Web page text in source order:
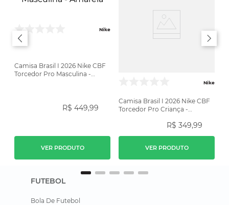
Nike
Camisa Brasil I 2026 Nike CBF
Torcedor Pro Masculina -
R$ 449,99
VER PRODUTO
Nike
Camisa Brasil I 2026 Nike CBF
Torcedor Pro Criança -
R$ 349,99
VER PRODUTO
FUTEBOL
Bola De Futebol